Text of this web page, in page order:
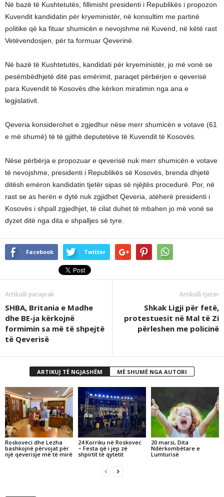
Në bazë të Kushtetutës, fillimisht presidenti i Republikës i propozon
Kuvendit kandidatin për kryeministër, në konsultim me partinë
politike që ka fituar shumicën e nevojshme në Kuvend, në këtë rast
Vetëvendosjen, për ta formuar Qeverinë.
Në bazë të Kushtetutës, kandidati për kryeministër, jo më vonë se
pesëmbëdhjetë ditë pas emërimit, paraqet përbërjen e qeverisë
para Kuvendit të Kosovës dhe kërkon miratimin nga ana e
legjislativit.
Qeveria konsiderohet e zgjedhur nëse merr shumicën e votave (61
e më shumë) të të gjithë deputetëve të Kuvendit të Kosovës.
Nëse përbërja e propozuar e qeverisë nuk merr shumicën e votave
të nevojshme, presidenti i Republikës së Kosovës, brenda dhjetë
ditësh emëron kandidatin tjetër sipas së njëjtës procedurë. Por, në
rast se as herën e dytë nuk zgjidhet Qeveria, atëherë presidenti i
Kosovës i shpall zgjedhjet, të cilat duhet të mbahen jo më vonë se
dyzet ditë nga dita e shpalljes së tyre.
Facebook Twitter
Artikulli paraprak
SHBA, Britania e Madhe
dhe BE-ja kërkojnë
formimin sa më të shpejtë
të Qeverisë
Artikulli tjetër
Shkak Ligji për fetë,
protestuesit në Mal të Zi
përleshen me policinë
ARTIKUJ TË NGJASHËM MË SHUMË NGA AUTORI
Roskoveci dhe Lezha
bashkojnë përvojat për
një qeverisje më të mirë
24 Korriku në Roskovec
– Festa që i jep zë
shpirtit të qytetit
20 marsi, Dita
Ndërkombëtare e
Lumturisë